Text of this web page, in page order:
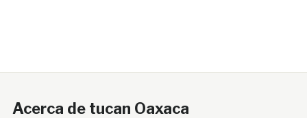
Acerca de tucan Oaxaca